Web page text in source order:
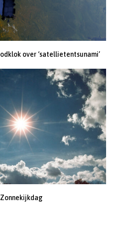
over ‘satellietentsunami’